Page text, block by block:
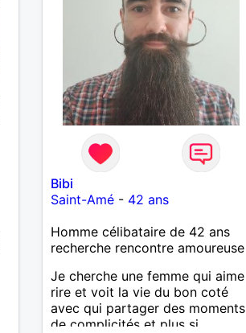
Bibi
Saint-Amé - 42 ans
Homme célibataire de 42 ans
recherche rencontre amoureuse
Je cherche une femme qui aime
rire et voit la vie du bon coté
avec qui partager des moments
de complicités et plus si